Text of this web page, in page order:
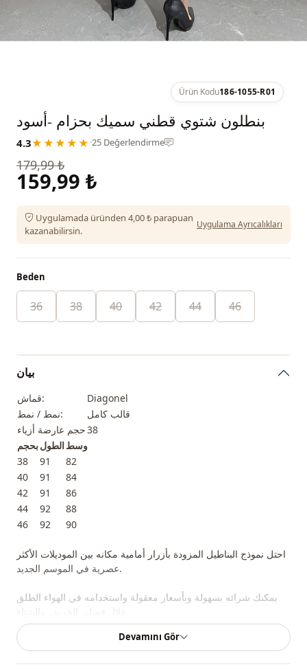
Ürün Kodu186-1055-R01
بنطلون شتوي قطني سميك بحزام -أسود
4.3★★★★★ ·25 Değerlendirme
179,99 ₺
159,99 ₺
Uygulamada üründen 4,00 ₺ parapuan
kazanabilirsin.
Uygulama Ayrıcalıkları
Beden
36 38 40 42 44 46
بيان
قماش:
Diagonel
نمط / نمط:
قالب كامل
حجم عارضة أزياء38
بحجمالطولوسط
38
91
82
40
91
84
42
91
86
44
92
88
46
92 90
احتل نموذج البناطيل المزودة بأزرار أمامية مكانه بين الموديلات الأكثر
عصرية في الموسم الجديد.
يمكنك شرائه بسهولة وبأسعار معقولة واستخدامه في الهواء الطلق
اعتمادًا على المستخدم والمنطقة ، يمكن أيضًا تسمية هذا المنتج
بالسراويل غير الرسمية والسراويل المحجبة والسراويل غير الرسمية
Devamını Gör